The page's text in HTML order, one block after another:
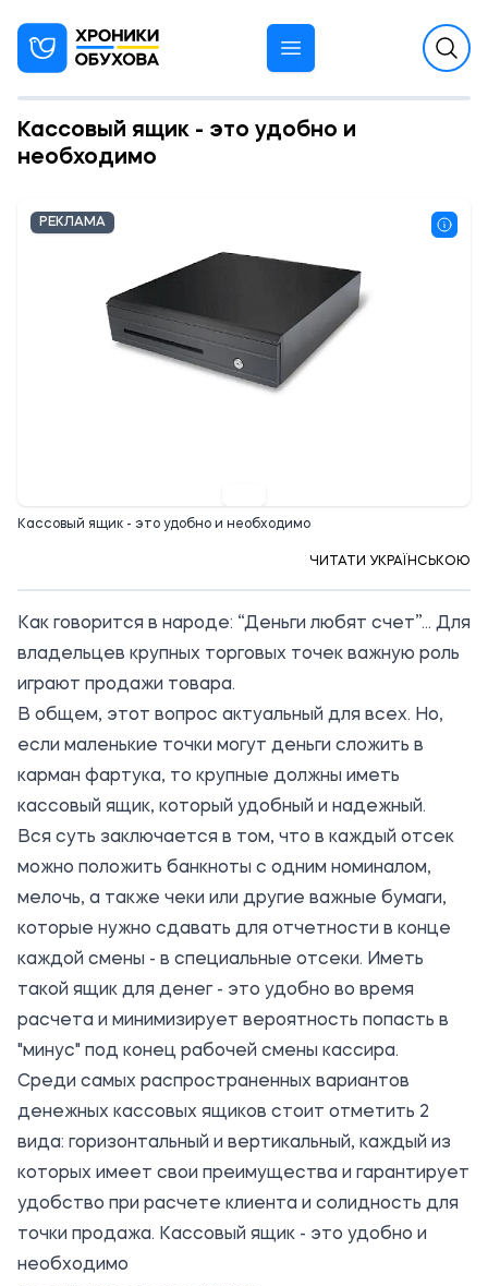
Кассовый ящик - это удобно и
необходимо
РЕКЛАМА
Кассовый ящик - это удобно и необходимо
ЧИТАТИ УКРАЇНСЬКОЮ
Как говорится в народе: “Деньги любят счет”... Для
владельцев крупных торговых точек важную роль
играют продажи товара.
В общем, этот вопрос актуальный для всех. Но,
если маленькие точки могут деньги сложить в
карман фартука, то крупные должны иметь
кассовый ящик, который удобный и надежный.
Вся суть заключается в том, что в каждый отсек
можно положить банкноты с одним номиналом,
мелочь, а также чеки или другие важные бумаги,
которые нужно сдавать для отчетности в конце
каждой смены - в специальные отсеки. Иметь
такой ящик для денег - это удобно во время
расчета и минимизирует вероятность попасть в
"минус" под конец рабочей смены кассира.
Среди самых распространенных вариантов
денежных кассовых ящиков стоит отметить 2
вида: горизонтальный и вертикальный, каждый из
которых имеет свои преимущества и гарантирует
удобство при расчете клиента и солидность для
точки продажа. Кассовый ящик - это удобно и
необходимо